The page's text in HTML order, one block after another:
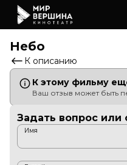
Небо
К описанию
К этому фильму
Ваш отзыв может быть
Задать вопрос или
Имя